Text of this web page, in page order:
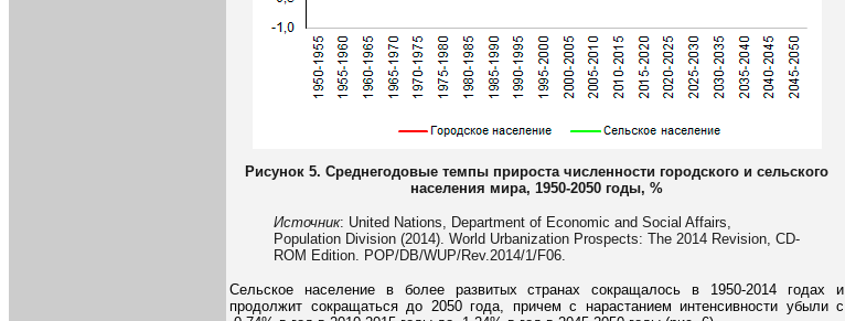
Рисунок 5. Среднегодовые темпы прироста численности городского и сельского
населения мира, 1950-2050 годы, %
Источник: United Nations, Department of Economic and Social Affairs,
Population Division (2014). World Urbanization Prospects: The 2014 Revision, CD-
ROM Edition. POP/DB/WUP/Rev.2014/1/F06.
Сельское население в более развитых странах сокращалось в 1950-2014 годах и
продолжит сокращаться до 2050 года, причем с нарастанием интенсивности убыли с